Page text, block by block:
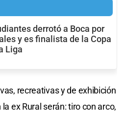
derrotó a Boca por
y es finalista de la Copa
Liga
recreativas y de exhibición
ex Rural serán: tiro con arco,